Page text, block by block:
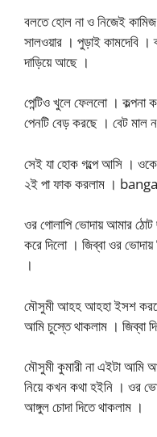
বলতে হোল না ও নিজেই
সালওয়ার । পুড়াই কামদেবি
দাড়িয়ে আছে ।
পেন্টিও খুলে ফেললো । কল্পনা
পেনটি বেড় করছে । বেট মাল
সেই যা হোক গল্পে আসি ।
২ই পা ফাক করলাম ।
ওর গোলাপি ভোদায় আমার
করে দিলো । জিব্বা ওর
।
মৌসুমী আহহ আহহা ইসশ
আমি চুস্তে থাকলাম । জিব্বা
মৌসুমী কুমারী না এইটা আমি
নিয়ে কখন কথা হইনি । ওর
আঙ্গুল চোদা দিতে থাকলাম ।